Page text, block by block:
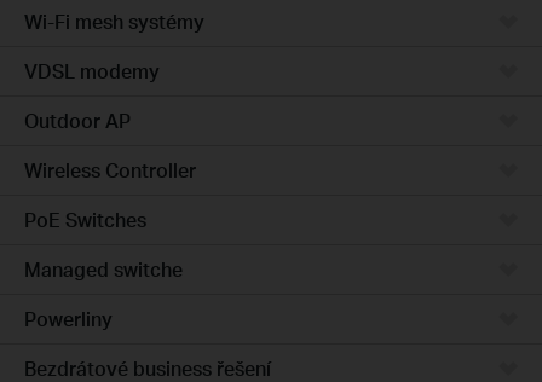
Wi-Fi mesh systémy
VDSL modemy
Outdoor AP
Wireless Controller
PoE Switches
Managed switche
Powerliny
Bezdrátové business řešení